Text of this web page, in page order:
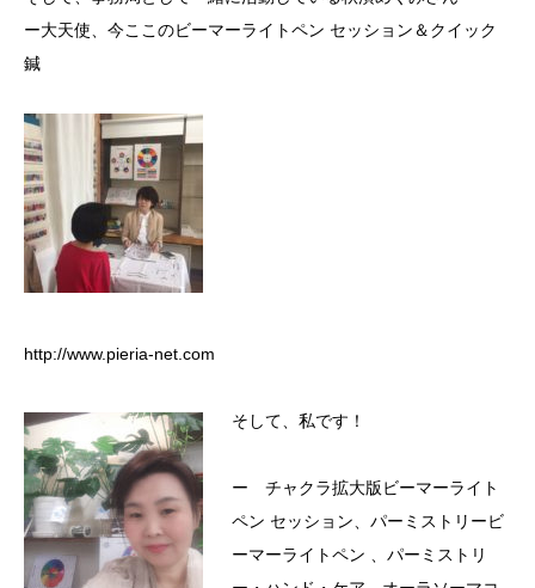
ー大天使、今ここのビーマーライトペン セッション＆クイック
鍼
http://www.pieria-net.com
そして、私です！
ー チャクラ拡大版ビーマーライト
ペン セッション、パーミストリービ
ーマーライトペン 、パーミストリ